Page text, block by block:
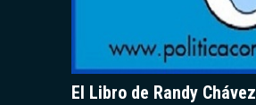
El Libro de Randy Chávez